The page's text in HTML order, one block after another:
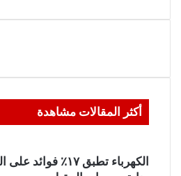
أكثر المقالات مشاهدة
الكهرباء تطبق ١٧٪